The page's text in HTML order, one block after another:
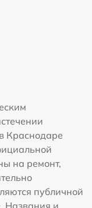
Краснодаре
на ремонт,
публичной
Названия и